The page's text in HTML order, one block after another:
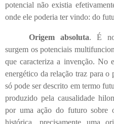
potencial não existia
onde ele poderia ter vindo: do
Origem absoluta. É no
surgem os potenciais
que caracteriza a invenção. No
energético da relação traz para o
só pode ser descrito em termo
produzido pela causalidade
por uma ação do futuro sobre
histórica, precisamente uma